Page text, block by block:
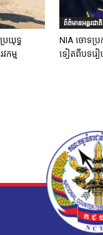
រយុទ្ធ
កម្ម
ព័ត៌មានអន្តរជាតិ
NIA ចោទប្រ
ទៀតពីបទរៀប